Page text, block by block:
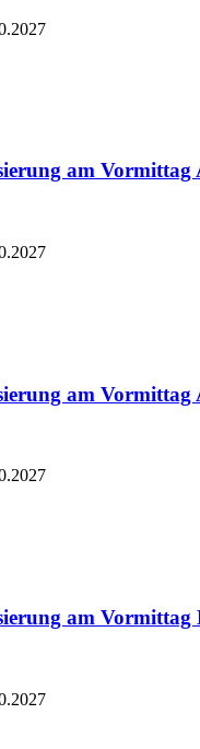
am Vormittag
am Vormittag
am Vormittag